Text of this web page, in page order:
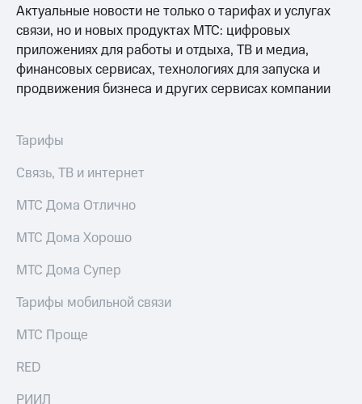
Актуальные новости не только о тарифах и услугах
связи, но и новых продуктах МТС: цифровых
приложениях для работы и отдыха, ТВ и медиа,
финансовых сервисах, технологиях для запуска и
продвижения бизнеса и других сервисах компании
Тарифы
Связь, ТВ и интернет
МТС Дома Отлично
МТС Дома Хорошо
МТС Дома Супер
Тарифы мобильной связи
МТС Проще
RED
РИИЛ